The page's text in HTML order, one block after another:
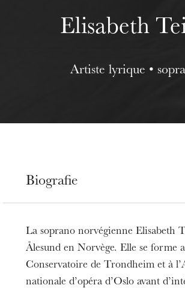
Elisabeth
Artiste lyrique •
Biografie
La soprano norvégienne Elisabeth
Ålesund en Norvège. Elle se forme
Conservatoire de Trondheim et à
nationale d’opéra d’Oslo avant